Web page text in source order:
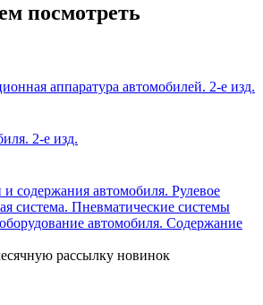
посмотреть
аппаратура автомобилей. 2-е изд.
2-е изд.
содержания автомобиля. Рулевое
система. Пневматические системы
автомобиля. Содержание
рассылку новинок